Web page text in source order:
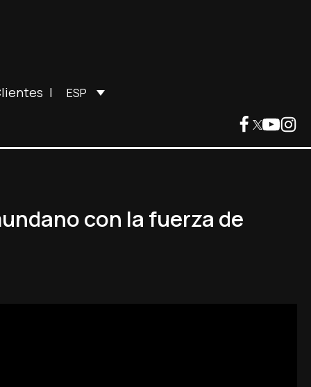
| ESP
con la fuerza de